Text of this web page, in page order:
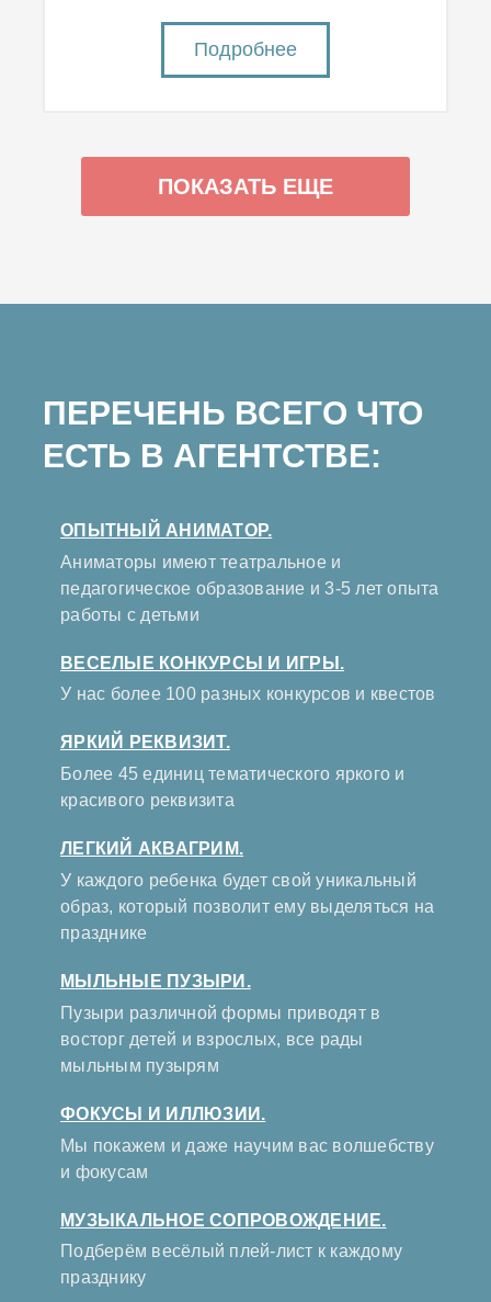
Подробнее
ПОКАЗАТЬ ЕЩЕ
ПЕРЕЧЕНЬ ВСЕГО ЧТО
ЕСТЬ В АГЕНТСТВЕ:
ОПЫТНЫЙ АНИМАТОР.
Аниматоры имеют театральное и
педагогическое образование и 3-5 лет опыта
работы с детьми
ВЕСЕЛЫЕ КОНКУРСЫ И ИГРЫ.
У нас более 100 разных конкурсов и квестов
ЯРКИЙ РЕКВИЗИТ.
Более 45 единиц тематического яркого и
красивого реквизита
ЛЕГКИЙ АКВАГРИМ.
У каждого ребенка будет свой уникальный
образ, который позволит ему выделяться на
празднике
МЫЛЬНЫЕ ПУЗЫРИ.
Пузыри различной формы приводят в
восторг детей и взрослых, все рады
мыльным пузырям
ФОКУСЫ И ИЛЛЮЗИИ.
Мы покажем и даже научим вас волшебству
и фокусам
МУЗЫКАЛЬНОЕ СОПРОВОЖДЕНИЕ.
Подберём весёлый плей-лист к каждому
празднику